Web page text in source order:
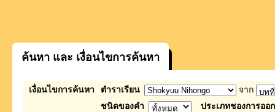
ค้นหา และ เงื่อนไขการค้นหา
เงื่อนไขการค้นหา ตำราเรียน
จาก
ชนิดของคำ
ประเภทชองการออ